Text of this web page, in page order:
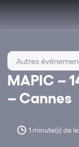
MAPIC –
– Cannes
1 minute(s) de
Autres